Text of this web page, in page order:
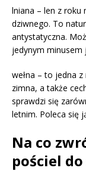
lniana – len z roku
dziwnego. To
antystatyczna.
jedynym minusem
wełna – to jedna
zimna, a także
sprawdzi się
letnim. Poleca się
Na co
pościel